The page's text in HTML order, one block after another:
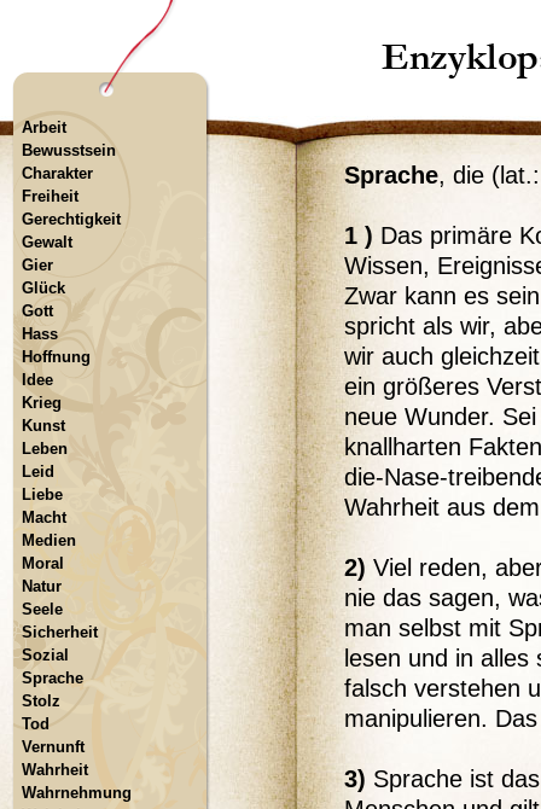
Arbeit
Bewusstsein
Charakter
Freiheit
Gerechtigkeit
Gewalt
Gier
Glück
Gott
Hass
Hoffnung
Idee
Krieg
Kunst
Leben
Leid
Liebe
Macht
Medien
Moral
Natur
Seele
Sicherheit
Sozial
Sprache
Stolz
Tod
Vernunft
Wahrheit
Wahrnehmung
Sprache, die
1 ) Das primäre
Wissen,
Zwar kann es
spricht als wir,
wir auch
ein größeres
neue Wunder.
knallharten
die-Nase-
Wahrheit aus
2) Viel reden,
nie das sagen,
man selbst mit
lesen und in
falsch verstehen
manipulieren.
3) Sprache ist